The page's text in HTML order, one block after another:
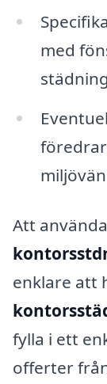
med
Att
enklare att
fylla i ett
offerter